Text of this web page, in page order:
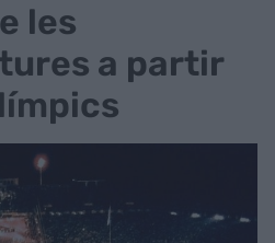
les
a partir